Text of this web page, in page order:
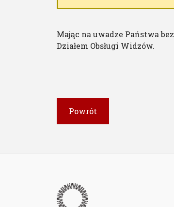
Mając na uwadze Państwa
Działem Obsługi Widzów.
Powrót